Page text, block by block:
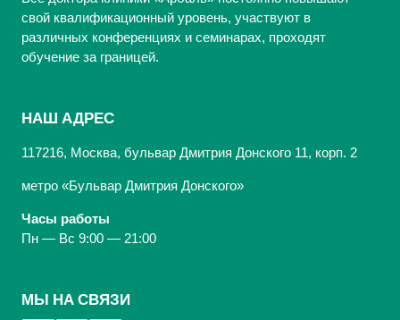
свой квалификационный уровень, участвуют в
различных конференциях и семинарах, проходят
обучение за границей.
НАШ АДРЕС
117216, Москва, бульвар Дмитрия Донского 11, корп. 2
метро «Бульвар Дмитрия Донского»
Часы работы
Пн — Вс 9:00 — 21:00
МЫ НА СВЯЗИ